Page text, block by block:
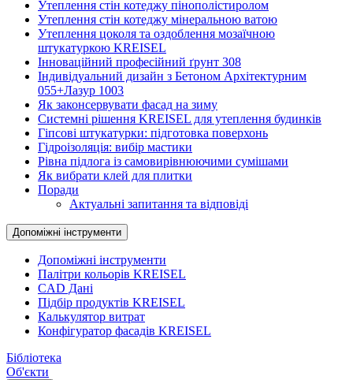
Утеплення стін котеджу пінополістиролом
Утеплення стін котеджу мінеральною ватою
Утеплення цоколя та оздоблення мозаїчною
штукатуркою KREISEL
Інноваційний професійний ґрунт 308
Індивідуальний дизайн з Бетоном Архітектурним
055+Лазур 1003
Як законсервувати фасад на зиму
Системні рішення KREISEL для утеплення будинків
Гіпсові штукатурки: підготовка поверхонь
Гідроізоляція: вибір мастики
Рівна підлога із самовирівнюючими сумішами
Як вибрати клей для плитки
Поради
Актуальні запитання та відповіді
Допоміжні інструменти
Допоміжні інструменти
Палітри кольорів KREISEL
CAD Дані
Підбір продуктів KREISEL
Калькулятор витрат
Конфігуратор фасадів KREISEL
Бібліотека
Об'єкти